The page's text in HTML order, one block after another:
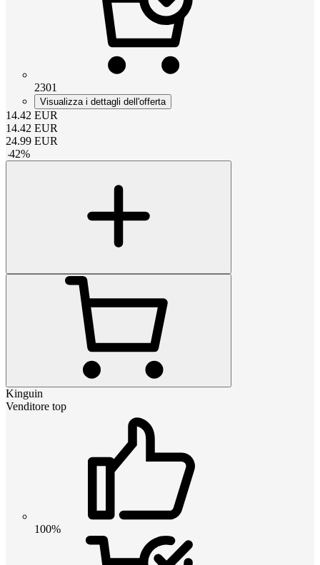
2301
Visualizza i dettagli dell'offerta
14.42 EUR
14.42 EUR
24.99 EUR
-42%
Kinguin
Venditore top
100%